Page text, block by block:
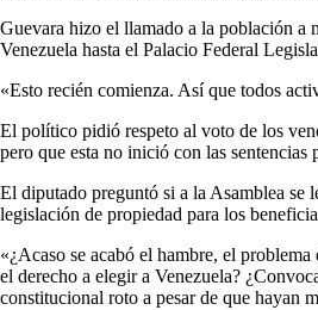
Guevara hizo el llamado a la población a
Venezuela hasta el Palacio Federal
«Esto recién comienza. Así que todos
El político pidió respeto al voto de los
pero que esta no inició con las
El diputado preguntó si a la Asamblea se
legislación de propiedad para los
«¿Acaso se acabó el hambre, el
el derecho a elegir a Venezuela?
constitucional roto a pesar de que hayan